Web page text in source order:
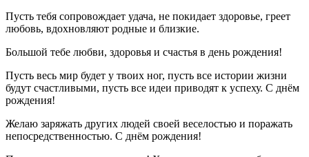
Пусть тебя сопровождает удача, не покидает здоровье, греет
любовь, вдохновляют родные и близкие.
Большой тебе любви, здоровья и счастья в день рождения!
Пусть весь мир будет у твоих ног, пусть все истории жизни
будут счастливыми, пусть все идеи приводят к успеху. С днём
рождения!
Желаю заряжать других людей своей веселостью и поражать
непосредственностью. С днём рождения!